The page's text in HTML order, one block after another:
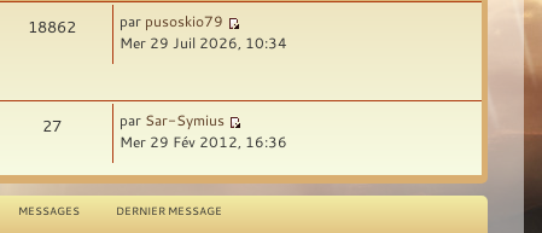
18862 par pusoskio79
Mer 29 Juil 2026, 10:34
27 par Sar-Symius
Mer 29 Fév 2012, 16:36
MESSAGES DERNIER MESSAGE